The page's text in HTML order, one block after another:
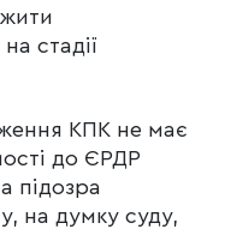
стадії
КПК не має
до ЄРДР
підозра
на думку суду,